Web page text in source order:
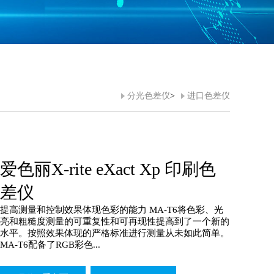
分光色差仪> 进口色差仪
爱色丽X-rite eXact Xp 印刷色
差仪
提高测量和控制效果体现色彩的能力 MA-T6将色彩、光
亮和粗糙度测量的可重复性和可再现性提高到了一个新的
水平。按照效果体现的严格标准进行测量从未如此简单。
MA-T6配备了RGB彩色...